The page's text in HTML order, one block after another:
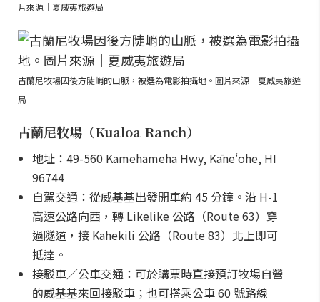
片來源｜夏威夷旅遊局
古蘭尼牧場因後方陡峭的山脈，被選為電影拍攝地。圖片來源｜夏威夷旅遊
局
古蘭尼牧場（Kualoa Ranch）
地址：49-560 Kamehameha Hwy, Kāneʻohe, HI
96744
自駕交通：從威基基出發開車約 45 分鐘。沿 H-1
高速公路向西，轉 Likelike 公路（Route 63）穿
過隧道，接 Kahekili 公路（Route 83）北上即可
抵達。
接駁車／公車交通：可於購票時直接預訂牧場自營
的威基基來回接駁車；也可搭乘公車 60 號路線